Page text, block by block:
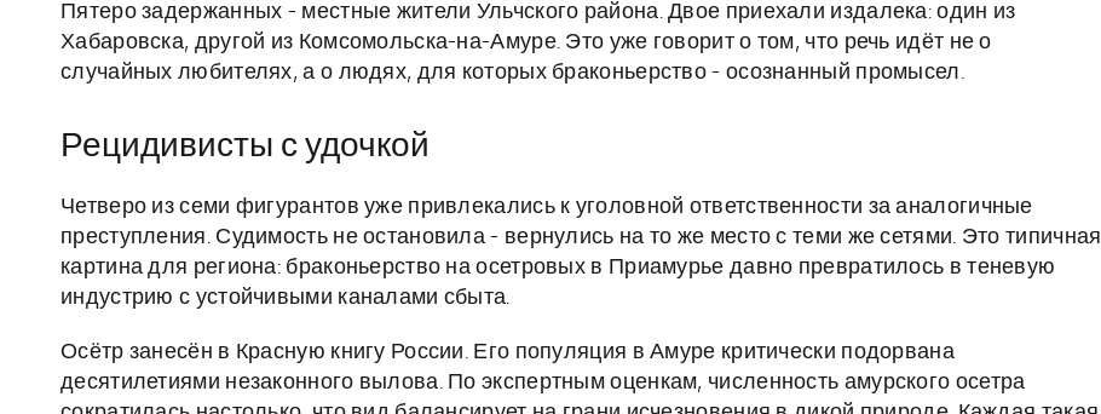
Пятеро задержанных - местные жители Ульчского района. Двое приехали издалека: один из
Хабаровска, другой из Комсомольска-на-Амуре. Это уже говорит о том, что речь идёт не о
случайных любителях, а о людях, для которых браконьерство - осознанный промысел.
Рецидивисты с удочкой
Четверо из семи фигурантов уже привлекались к уголовной ответственности за аналогичные
преступления. Судимость не остановила - вернулись на то же место с теми же сетями. Это типичная
картина для региона: браконьерство на осетровых в Приамурье давно превратилось в теневую
индустрию с устойчивыми каналами сбыта.
Осётр занесён в Красную книгу России. Его популяция в Амуре критически подорвана
десятилетиями незаконного вылова. По экспертным оценкам, численность амурского осетра